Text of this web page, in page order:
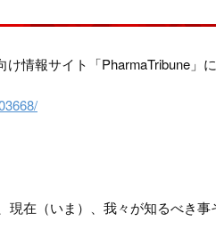
情報サイト「PharmaTribune」に
現在（いま）、我々が知るべき